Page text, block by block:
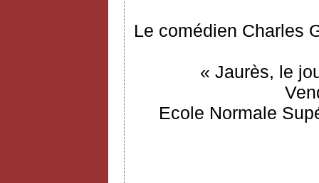
Le comédien Charles
« Jaurès, le
Ecole Normale